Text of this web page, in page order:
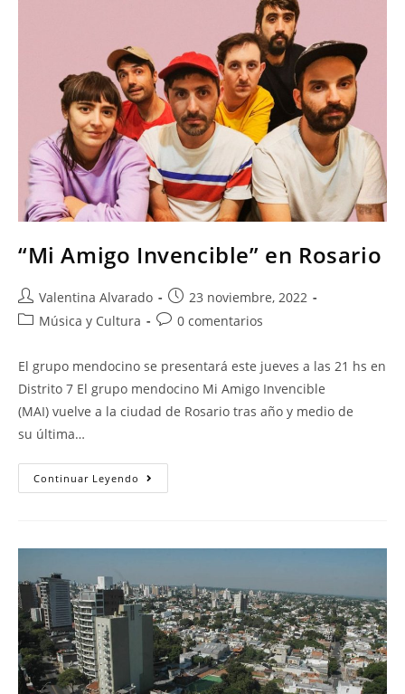
“Mi Amigo Invencible” en Rosario
Valentina Alvarado
23 noviembre, 2022
Música y Cultura
0 comentarios
El grupo mendocino se presentará este jueves a las 21 hs en
Distrito 7 El grupo mendocino Mi Amigo Invencible
(MAI) vuelve a la ciudad de Rosario tras año y medio de
su última…
Continuar Leyendo